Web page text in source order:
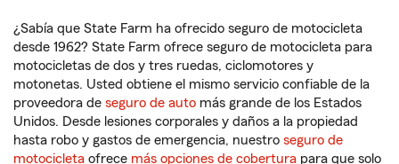
¿Sabía que State Farm ha ofrecido seguro de motocicleta
desde 1962? State Farm ofrece seguro de motocicleta para
motocicletas de dos y tres ruedas, ciclomotores y
motonetas. Usted obtiene el mismo servicio confiable de la
proveedora de seguro de auto más grande de los Estados
Unidos. Desde lesiones corporales y daños a la propiedad
hasta robo y gastos de emergencia, nuestro seguro de
motocicleta ofrece más opciones de cobertura para que solo